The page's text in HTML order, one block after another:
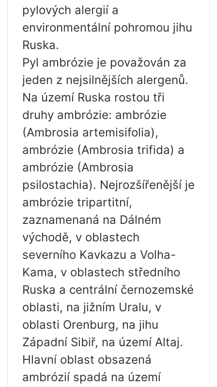
pylových alergií a
environmentální pohromou jihu
Ruska.
Pyl ambrózie je považován za
jeden z nejsilnějších alergenů.
Na území Ruska rostou tři
druhy ambrózie: ambrózie
(Ambrosia artemisifolia),
ambrózie (Ambrosia trifida) a
ambrózie (Ambrosia
psilostachia). Nejrozšířenější je
ambrózie tripartitní,
zaznamenaná na Dálném
východě, v oblastech
severního Kavkazu a Volha-
Kama, v oblastech středního
Ruska a centrální černozemské
oblasti, na jižním Uralu, v
oblasti Orenburg, na jihu
Západní Sibiř, na území Altaj.
Hlavní oblast obsazená
ambrózií spadá na území